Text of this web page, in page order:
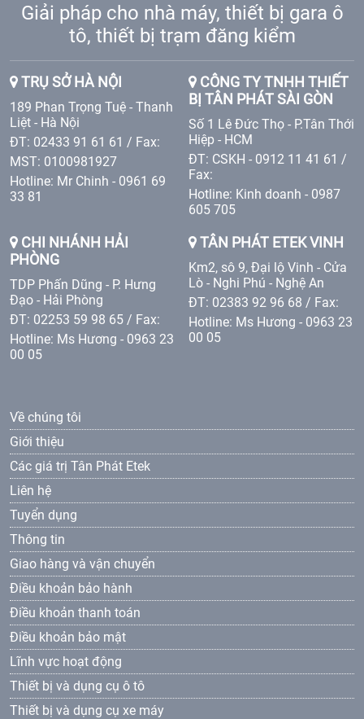
Giải pháp cho nhà máy, thiết bị gara ô
tô, thiết bị trạm đăng kiểm
TRỤ SỞ HÀ NỘI
189 Phan Trọng Tuệ - Thanh
Liệt - Hà Nội
ĐT: 02433 91 61 61 / Fax:
MST: 0100981927
Hotline: Mr Chinh - 0961 69
33 81
CÔNG TY TNHH THIẾT
BỊ TÂN PHÁT SÀI GÒN
Số 1 Lê Đức Thọ - P.Tân Thới
Hiệp - HCM
ĐT: CSKH - 0912 11 41 61 /
Fax:
Hotline: Kinh doanh - 0987
605 705
CHI NHÁNH HẢI
PHÒNG
TDP Phấn Dũng - P. Hưng
Đạo - Hải Phòng
ĐT: 02253 59 98 65 / Fax:
Hotline: Ms Hương - 0963 23
00 05
TÂN PHÁT ETEK VINH
Km2, sô 9, Đại lộ Vinh - Cửa
Lò - Nghi Phú - Nghệ An
ĐT: 02383 92 96 68 / Fax:
Hotline: Ms Hương - 0963 23
00 05
Về chúng tôi
Giới thiệu
Các giá trị Tân Phát Etek
Liên hệ
Tuyển dụng
Thông tin
Giao hàng và vận chuyển
Điều khoản bảo hành
Điều khoản thanh toán
Điều khoản bảo mật
Lĩnh vực hoạt động
Thiết bị và dụng cụ ô tô
Thiết bị và dụng cụ xe máy